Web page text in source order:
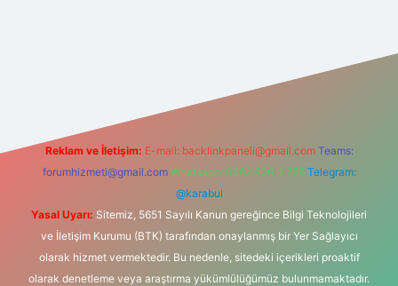
elexbetgiris.org
Reklam ve İletişim: E-mail: backlinkpaneli@gmail.com Teams:
forumhizmeti@gmail.com Whatsapp: 0262 606 0 726 Telegram:
@karabul
Yasal Uyarı: Sitemiz, 5651 Sayılı Kanun gereğince Bilgi Teknolojileri
ve İletişim Kurumu (BTK) tarafından onaylanmış bir Yer Sağlayıcı
olarak hizmet vermektedir. Bu nedenle, sitedeki içerikleri proaktif
olarak denetleme veya araştırma yükümlülüğümüz bulunmamaktadır.